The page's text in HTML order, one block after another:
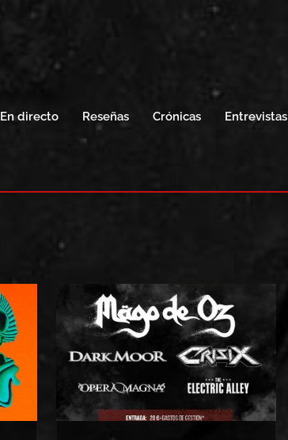
En directo Reseñas Crónicas Entrevistas